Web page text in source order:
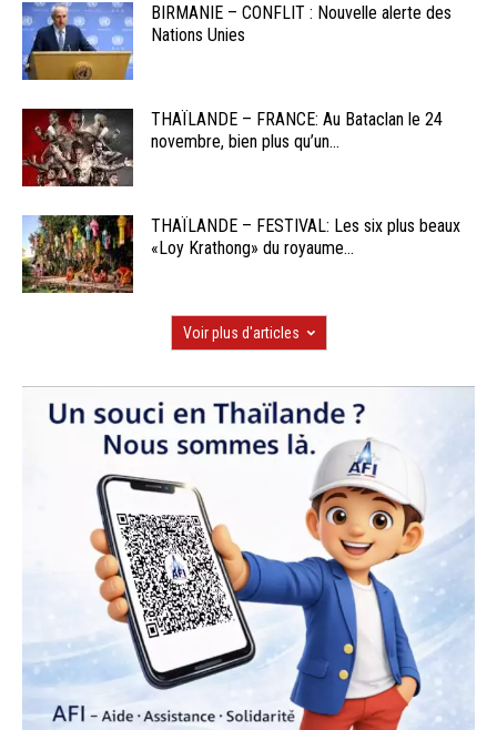
BIRMANIE – CONFLIT : Nouvelle alerte des
Nations Unies
THAÏLANDE – FRANCE: Au Bataclan le 24
novembre, bien plus qu’un...
THAÏLANDE – FESTIVAL: Les six plus beaux
«Loy Krathong» du royaume...
Voir plus d'articles